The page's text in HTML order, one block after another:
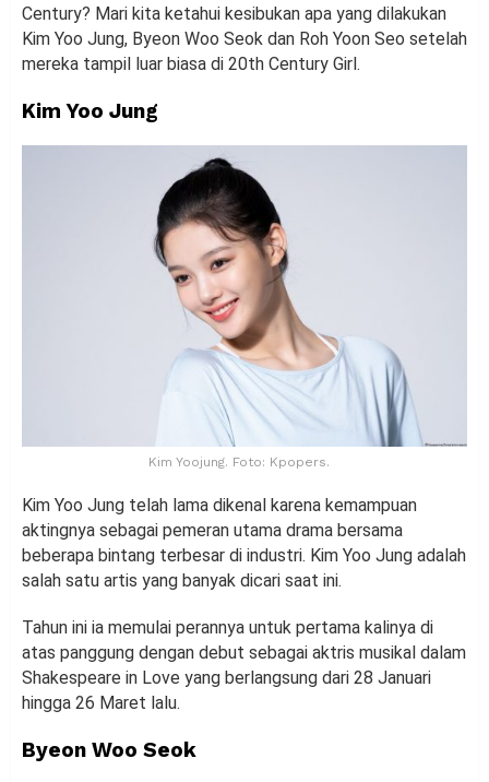
Century? Mari kita ketahui kesibukan apa yang dilakukan
Kim Yoo Jung, Byeon Woo Seok dan Roh Yoon Seo setelah
mereka tampil luar biasa di 20th Century Girl.
Kim Yoo Jung
Kim Yoojung. Foto: Kpopers.
Kim Yoo Jung telah lama dikenal karena kemampuan
aktingnya sebagai pemeran utama drama bersama
beberapa bintang terbesar di industri. Kim Yoo Jung adalah
salah satu artis yang banyak dicari saat ini.
Tahun ini ia memulai perannya untuk pertama kalinya di
atas panggung dengan debut sebagai aktris musikal dalam
Shakespeare in Love yang berlangsung dari 28 Januari
hingga 26 Maret lalu.
Byeon Woo Seok